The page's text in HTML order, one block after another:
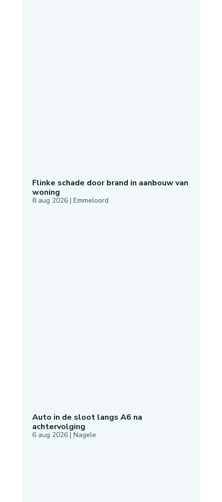
Flinke schade door brand in aanbouw van
woning
8 aug 2026| Emmeloord
Auto in de sloot langs A6 na
achtervolging
6 aug 2026| Nagele